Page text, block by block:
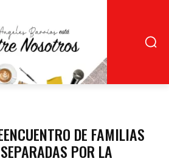
DE FAMILIAS
POR LA